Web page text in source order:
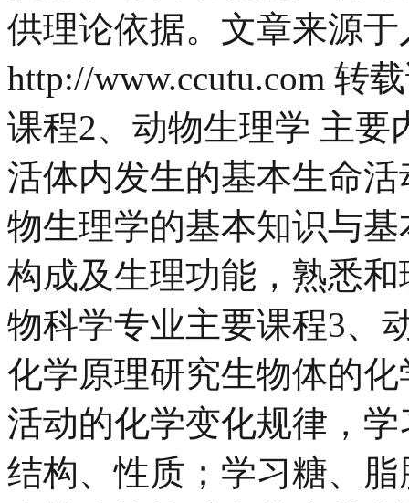
供理论依据。文章来源
http://www.ccutu.com 转
课程2、动物生理学 主要
活体内发生的基本生命
物生理学的基本知识与
构成及生理功能，熟悉
物科学专业主要课程3、
化学原理研究生物体的
活动的化学变化规律，
结构、性质；学习糖、